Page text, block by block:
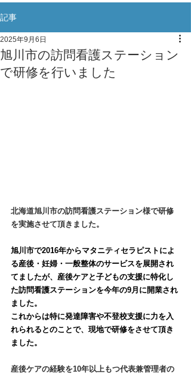
記事
旭川市の訪問看護ステーション
で研修を行いました
2025年9月6日
北海道旭川市の訪問看護ステーション様で研修
を実施させて頂きました。
旭川市で2016年からマタニティセラピストによ
る産後・妊婦・一般整体のサービスを展開され
てましたが、産後ケアと子どもの支援に特化し
た訪問看護ステーションを今年の9月に開業され
ました。
これからは特に発達障害や不登校支援に力を入
れられるとのことで、現地で研修をさせて頂き
ました。
産後ケアの経験を10年以上もつ代表兼管理者の